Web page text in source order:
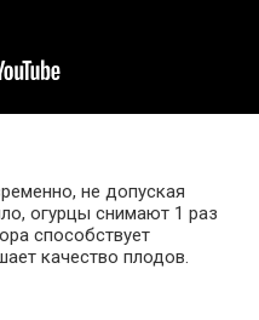
не допуская
огурцы снимают 1 раз
способствует
качество плодов.